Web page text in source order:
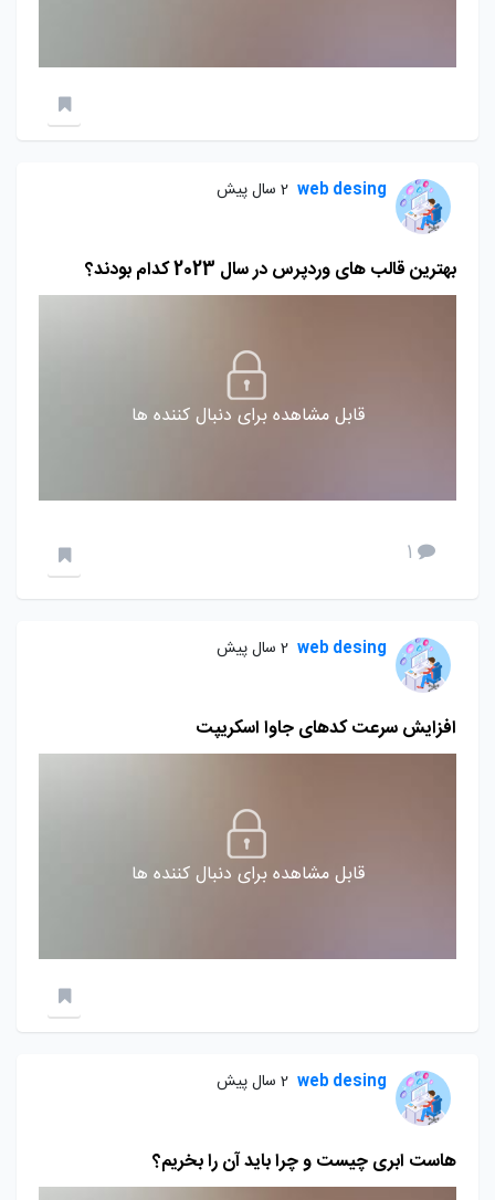
web desing 2 سال پیش
بهترین قالب های وردپرس در سال 2023 کدام بودند؟
قابل مشاهده برای دنبال کننده ها
1
web desing 2 سال پیش
افزایش سرعت کدهای جاوا اسکریپت
قابل مشاهده برای دنبال کننده ها
web desing 2 سال پیش
هاست ابری چیست و چرا باید آن را بخریم؟